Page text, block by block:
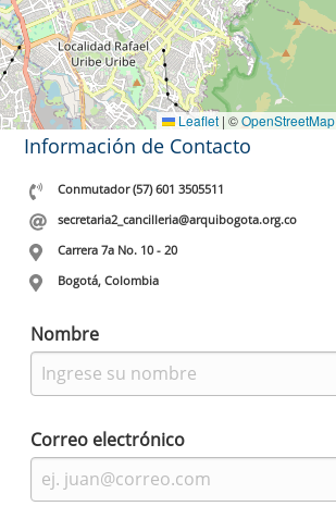
Leaflet | ©OpenStreetMap
Información de Contacto
Conmutador (57) 601 3505511
secretaria2_cancilleria@arquibogota.org.co
Carrera 7a No. 10 - 20
Bogotá, Colombia
Nombre
Correo electrónico